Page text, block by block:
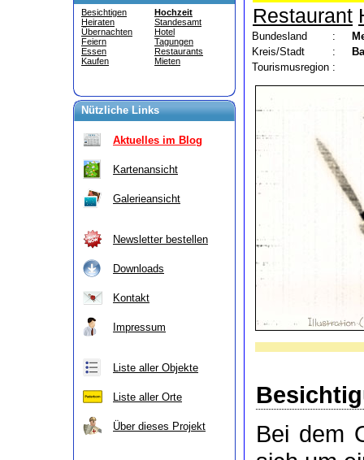
Besichtigen
Heiraten
Übernachten
Feiern
Essen
Kaufen
Hochzeit
Standesamt
Hotel
Tagungen
Restaurants
Mieten
Nützliche Links
Aktuelles im Blog
Kartenansicht
Galerieansicht
Newsletter bestellen
Downloads
Kontakt
Impressum
Liste aller Objekte
Liste aller Orte
Über dieses Projekt
Restaurant
Bundesland :
Kreis/Stadt
:
Tourismusregion :
Bei dem